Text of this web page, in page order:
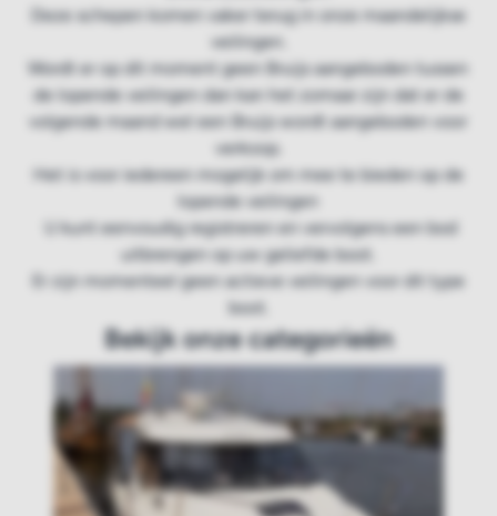
Deze schepen komen vaker terug in onze maandelijkse
veilingen.
Wordt er op dit moment geen Bruijs aangeboden tussen
de lopende veilingen dan kan het zomaar zijn dat er de
volgende maand wel een Bruijs wordt aangeboden voor
verkoop.
Het is voor iedereen mogelijk om mee te bieden op de
lopende veilingen
U kunt eenvoudig registreren en vervolgens een bod
uitbrengen op uw geliefde boot.
Er zijn momenteel geen actieve veilingen voor dit type
boot.
Bekijk onze categorieën